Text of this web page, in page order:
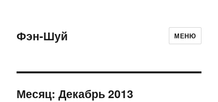
Фэн-Шуй МЕНЮ
Месяц:Декабрь 2013